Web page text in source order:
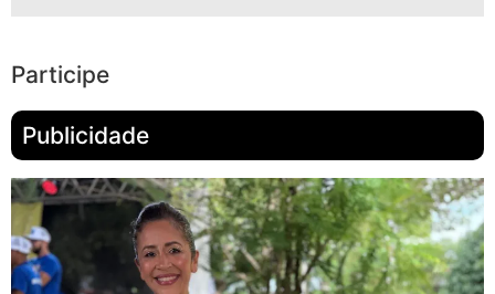
Participe
Publicidade